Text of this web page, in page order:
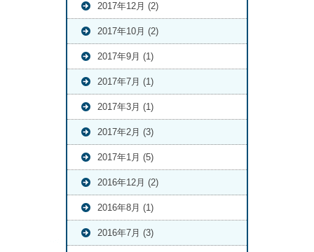
2017年12月 (2)
2017年10月 (2)
2017年9月 (1)
2017年7月 (1)
2017年3月 (1)
2017年2月 (3)
2017年1月 (5)
2016年12月 (2)
2016年8月 (1)
2016年7月 (3)